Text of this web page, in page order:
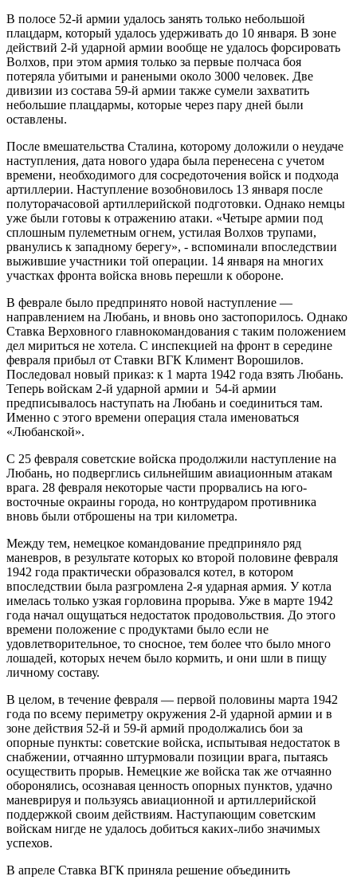
В полосе 52-й армии удалось занять только небольшой
плацдарм, который удалось удерживать до 10 января. В зоне
действий 2-й ударной армии вообще не удалось форсировать
Волхов, при этом армия только за первые полчаса боя
потеряла убитыми и ранеными около 3000 человек. Две
дивизии из состава 59-й армии также сумели захватить
небольшие плацдармы, которые через пару дней были
оставлены.
После вмешательства Сталина, которому доложили о неудаче
наступления, дата нового удара была перенесена с учетом
времени, необходимого для сосредоточения войск и подхода
артиллерии. Наступление возобновилось 13 января после
полуторачасовой артиллерийской подготовки. Однако немцы
уже были готовы к отражению атаки. «Четыре армии под
сплошным пулеметным огнем, устилая Волхов трупами,
рванулись к западному берегу», - вспоминали впоследствии
выжившие участники той операции. 14 января на многих
участках фронта войска вновь перешли к обороне.
В феврале было предпринято новой наступление —
направлением на Любань, и вновь оно застопорилось. Однако
Ставка Верховного главнокомандования с таким положением
дел мириться не хотела. С инспекцией на фронт в середине
февраля прибыл от Ставки ВГК Климент Ворошилов.
Последовал новый приказ: к 1 марта 1942 года взять Любань.
Теперь войскам 2-й ударной армии и 54-й армии
предписывалось наступать на Любань и соединиться там.
Именно с этого времени операция стала именоваться
«Любанской».
С 25 февраля советские войска продолжили наступление на
Любань, но подверглись сильнейшим авиационным атакам
врага. 28 февраля некоторые части прорвались на юго-
восточные окраины города, но контрударом противника
вновь были отброшены на три километра.
Между тем, немецкое командование предприняло ряд
маневров, в результате которых ко второй половине февраля
1942 года практически образовался котел, в котором
впоследствии была разгромлена 2-я ударная армия. У котла
имелась только узкая горловина прорыва. Уже в марте 1942
года начал ощущаться недостаток продовольствия. До этого
времени положение с продуктами было если не
удовлетворительное, то сносное, тем более что было много
лошадей, которых нечем было кормить, и они шли в пищу
личному составу.
В целом, в течение февраля — первой половины марта 1942
года по всему периметру окружения 2-й ударной армии и в
зоне действия 52-й и 59-й армий продолжались бои за
опорные пункты: советские войска, испытывая недостаток в
снабжении, отчаянно штурмовали позиции врага, пытаясь
осуществить прорыв. Немецкие же войска так же отчаянно
оборонялись, осознавая ценность опорных пунктов, удачно
маневрируя и пользуясь авиационной и артиллерийской
поддержкой своим действиям. Наступающим советским
войскам нигде не удалось добиться каких-либо значимых
успехов.
В апреле Ставка ВГК приняла решение объединить